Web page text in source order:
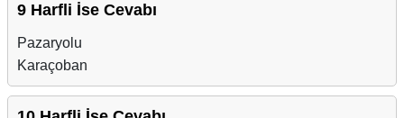
9 Harfli İse Cevabı
Pazaryolu
Karaçoban